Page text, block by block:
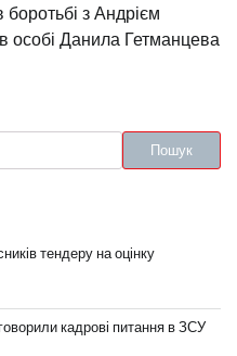
боротьбі з Андрієм
Данила Гетманцева
Пошук
тендеру на оцінку
кадрові питання в ЗСУ